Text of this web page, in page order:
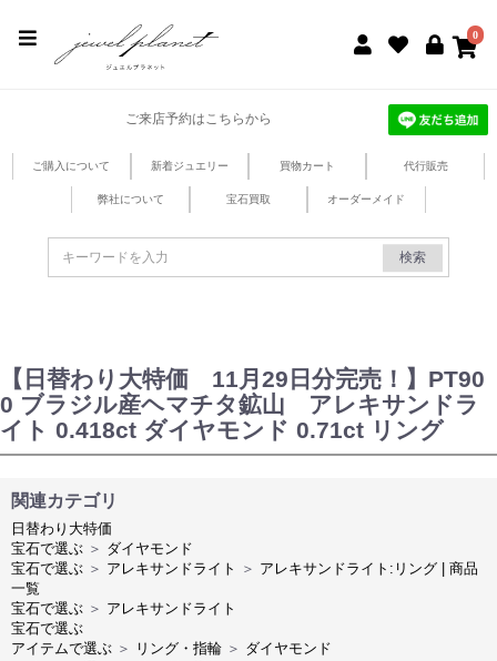
0
ご来店予約はこちらから
ご購入について 新着ジュエリー 買物カート 代行販売
弊社について 宝石買取 オーダーメイド
検索
【日替わり大特価 11月29日分完売！】PT90
0 ブラジル産ヘマチタ鉱山 アレキサンドラ
イト 0.418ct ダイヤモンド 0.71ct リング
関連カテゴリ
日替わり大特価
宝石で選ぶ ＞ ダイヤモンド
宝石で選ぶ ＞ アレキサンドライト ＞ アレキサンドライト:リング | 商品
一覧
宝石で選ぶ ＞ アレキサンドライト
宝石で選ぶ
アイテムで選ぶ ＞ リング・指輪 ＞ ダイヤモンド